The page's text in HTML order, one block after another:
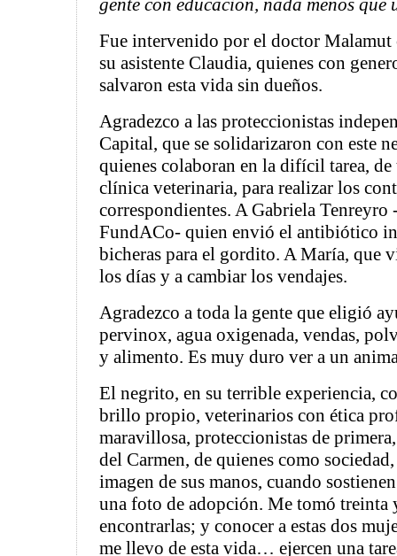
gente con educación, nada menos que
Fue intervenido por el doctor Malamut
su asistente Claudia, quienes con
salvaron esta vida sin dueños.
Agradezco a las proteccionistas
Capital, que se solidarizaron con este
quienes colaboran en la difícil tarea, de
clínica veterinaria, para realizar los
correspondientes. A Gabriela Tenreyro
FundACo- quien envió el antibiótico
bicheras para el gordito. A María, que
los días y a cambiar los vendajes.
Agradezco a toda la gente que eligió
pervinox, agua oxigenada, vendas,
y alimento. Es muy duro ver a un
El negrito, en su terrible experiencia,
brillo propio, veterinarios con ética
maravillosa, proteccionistas de
del Carmen, de quienes como
imagen de sus manos, cuando
una foto de adopción. Me tomó treinta
encontrarlas; y conocer a estas dos
me llevo de esta vida… ejercen una